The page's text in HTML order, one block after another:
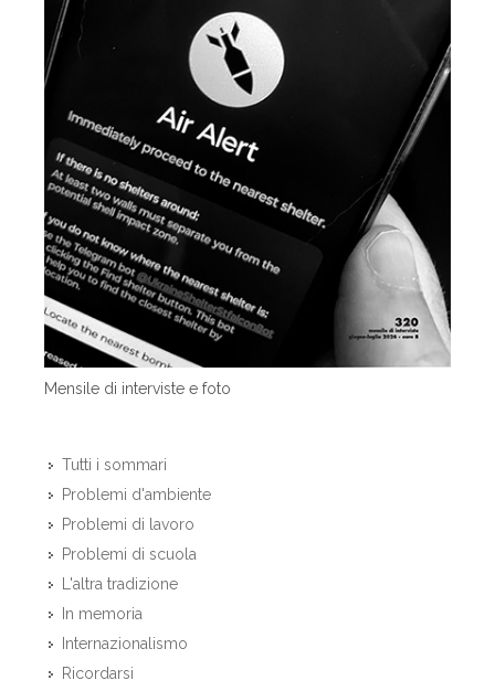
Mensile di interviste e foto
Tutti i sommari
Problemi d'ambiente
Problemi di lavoro
Problemi di scuola
L'altra tradizione
In memoria
Internazionalismo
Ricordarsi